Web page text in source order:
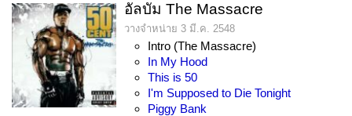
อัลบัม The Massacre
วางจำหน่าย 3 มี.ค. 2548
Intro (The Massacre)
In My Hood
This is 50
I'm Supposed to Die Tonight
Piggy Bank